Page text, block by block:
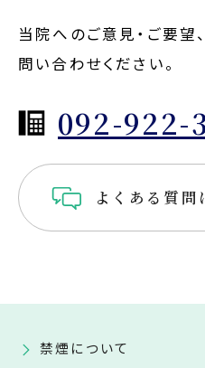
当院へのご意見・ご要望
問い合わせください。
092-922-
よくある質問
禁煙について